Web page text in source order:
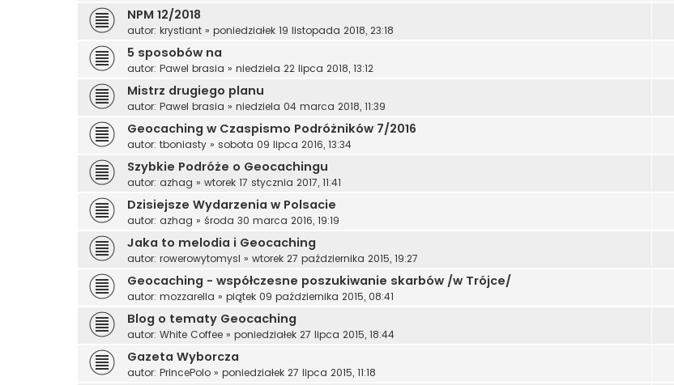
NPM 12/2018
autor: krystiant » poniedziałek 19 listopada 2018, 23:18
5 sposobów na
autor: Pawel brasia » niedziela 22 lipca 2018, 13:12
Mistrz drugiego planu
autor: Pawel brasia » niedziela 04 marca 2018, 11:39
Geocaching w Czaspismo Podróżników 7/2016
autor: tboniasty » sobota 09 lipca 2016, 13:34
Szybkie Podróże o Geocachingu
autor: azhag » wtorek 17 stycznia 2017, 11:41
Dzisiejsze Wydarzenia w Polsacie
autor: azhag » środa 30 marca 2016, 19:19
Jaka to melodia i Geocaching
autor: rowerowytomysl » wtorek 27 października 2015, 19:27
Geocaching - współczesne poszukiwanie skarbów /w Trójce/
autor: mozzarella » piątek 09 października 2015, 08:41
Blog o tematy Geocaching
autor: White Coffee » poniedziałek 27 lipca 2015, 18:44
Gazeta Wyborcza
autor: PrincePolo » poniedziałek 27 lipca 2015, 11:18